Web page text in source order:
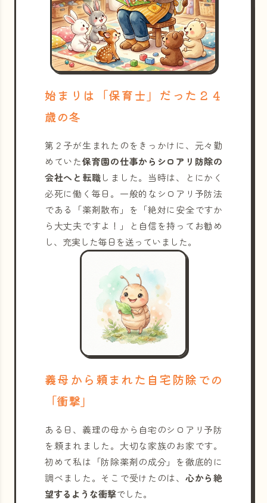
始まりは「保育士」だった２４
歳の冬
第２子が生まれたのをきっかけに、元々勤
めていた保育園の仕事からシロアリ防除の
会社へと転職しました。当時は、とにかく
必死に働く毎日。一般的なシロアリ予防法
である「薬剤散布」を「絶対に安全ですか
ら大丈夫ですよ！」と自信を持ってお勧め
し、充実した毎日を送っていました。
義母から頼まれた自宅防除での
「衝撃」
ある日、義理の母から自宅のシロアリ予防
を頼まれました。大切な家族のお家です。
初めて私は「防除薬剤の成分」を徹底的に
調べました。そこで受けたのは、 心から絶
望するような衝撃でした。